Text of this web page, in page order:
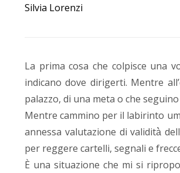
Silvia Lorenzi
La prima cosa che colpisce una
indicano dove dirigerti. Mentre
palazzo, di una meta o che
Mentre cammino per il labirinto
annessa valutazione di validità̀
per reggere cartelli, segnali e
È una situazione che mi si